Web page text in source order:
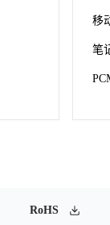
移
笔
RoHS